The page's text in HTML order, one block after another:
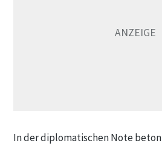
In der diplomatischen Note